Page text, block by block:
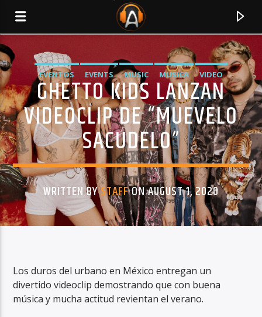
CURRENT TRACK
EVENTOS EVENTS MUSIC MUSICA VIDEO
GHETTO KIDS LANZAN
VIDEOCLIP DE “MUEVELO
SACUDELO”
WRITTEN BYSTAFFON AUGUST 1, 2020
Los duros del urbano en México entregan un
divertido videoclip demostrando que con buena
música y mucha actitud revientan el verano.